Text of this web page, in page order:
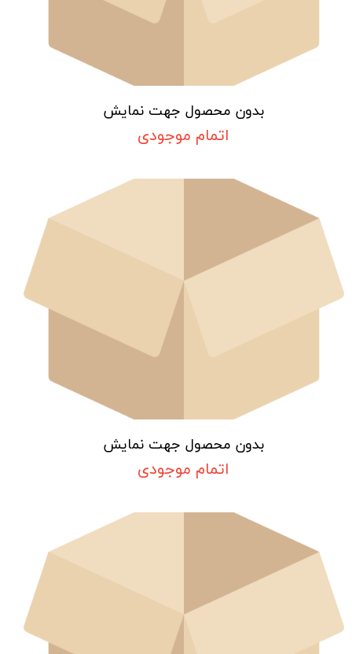
بدون محصول جهت نمایش
اتمام موجودی
بدون محصول جهت نمایش
اتمام موجودی